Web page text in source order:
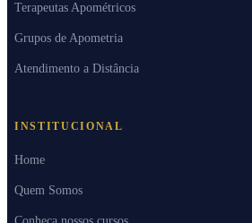
Terapeutas Apométricos
Grupos de Apometria
Atendimento a Distância
INSTITUCIONAL
Home
Quem Somos